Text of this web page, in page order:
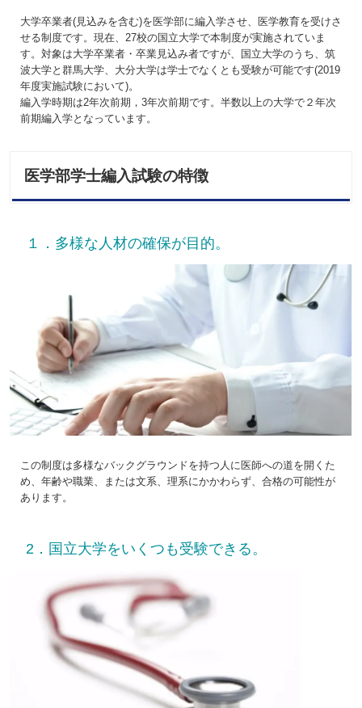
大学卒業者(見込みを含む)を医学部に編入学させ、医学教育を受けさ
せる制度です。現在、27校の国立大学で本制度が実施されていま
す。対象は大学卒業者・卒業見込み者ですが、国立大学のうち、筑
波大学と群馬大学、大分大学は学士でなくとも受験が可能です(2019
年度実施試験において)。
編入学時期は2年次前期，3年次前期です。半数以上の大学で２年次
前期編入学となっています。
医学部学士編入試験の特徴
１．多様な人材の確保が目的。
この制度は多様なバックグラウンドを持つ人に医師への道を開くた
め、年齢や職業、または文系、理系にかかわらず、合格の可能性が
あります。
2．国立大学をいくつも受験できる。